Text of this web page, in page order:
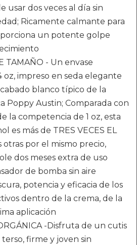
usar dos veces al día sin
Ricamente calmante para
un potente golpe
TAMAÑO - Un envase
oz, impreso en seda elegante
blanco típico de la
Poppy Austin; Comparada con
la competencia de 1 oz, esta
es más de TRES VECES EL
otras por el mismo precio,
dos meses extra de uso
de bomba sin aire
potencia y eficacia de los
dentro de la crema, de la
aplicación
-Disfruta de un cutis
firme y joven sin